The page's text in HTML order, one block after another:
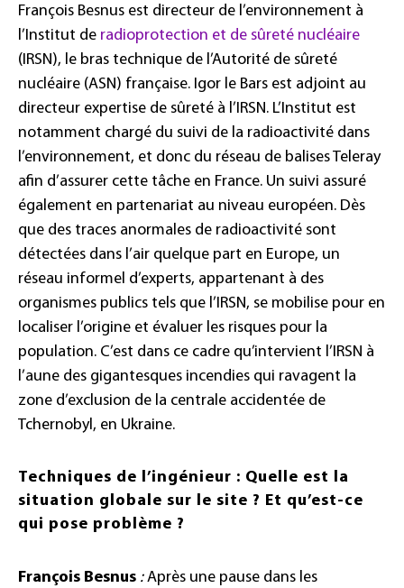
François Besnus est directeur de l’environnement à
l’Institut de radioprotection et de sûreté nucléaire
(IRSN), le bras technique de l’Autorité de sûreté
nucléaire (ASN) française. Igor le Bars est adjoint au
directeur expertise de sûreté à l’IRSN. L’Institut est
notamment chargé du suivi de la radioactivité dans
l’environnement, et donc du réseau de balises Teleray
afin d’assurer cette tâche en France. Un suivi assuré
également en partenariat au niveau européen. Dès
que des traces anormales de radioactivité sont
détectées dans l’air quelque part en Europe, un
réseau informel d’experts, appartenant à des
organismes publics tels que l’IRSN, se mobilise pour en
localiser l’origine et évaluer les risques pour la
population. C’est dans ce cadre qu’intervient l’IRSN à
l’aune des gigantesques incendies qui ravagent la
zone d’exclusion de la centrale accidentée de
Tchernobyl, en Ukraine.
Techniques de l’ingénieur : Quelle est la
situation globale sur le site ? Et qu’est-ce
qui pose problème ?
François Besnus :Après une pause dans les